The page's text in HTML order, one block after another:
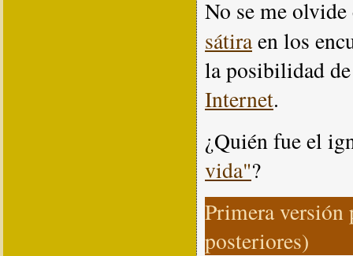
No se me
sátiraen los
la posibilidad
Internet.
¿Quién fue el
vida"?
Primera versión
posteriores)